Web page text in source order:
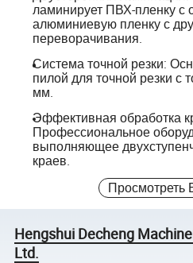
ламинирует ПВХ-пленку с
алюминиевую пленку с
переворачивания.
Система точной резки:
пилой для точной резки с
мм.
Эффективная обработка
Профессиональное
выполняющее
краев.
Просмотреть
Hengshui Decheng
Ltd.